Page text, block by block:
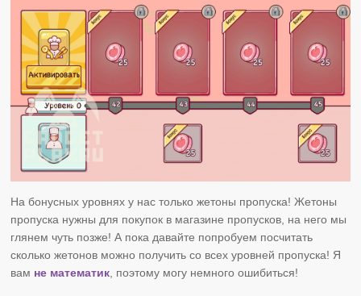
На бонусных уровнях у нас только жетоны пропуска! Жетоны
пропуска нужны для покупок в магазине пропусков, на него мы
глянем чуть позже! А пока давайте попробуем посчитать
сколько жетонов можно получить со всех уровней пропуска! Я
вам не математик , поэтому могу немного ошибиться!